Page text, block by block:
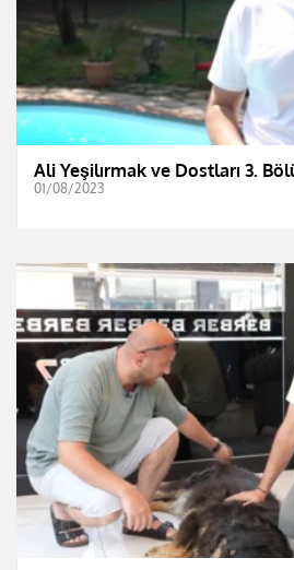
Ali Yeşilırmak ve Dostları 3.
01/08/2023